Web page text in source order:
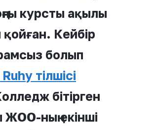
курсты ақылы
Кейбір
болып
тілшісі
бітірген
ның екінші